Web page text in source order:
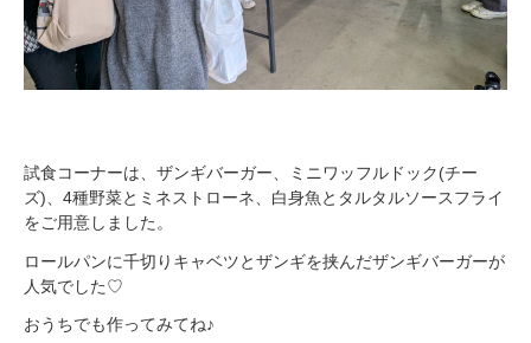
試食コーナーは、ザンギバーガー、ミニワッフルドック(チー
ズ)、4種野菜とミネストローネ、白身魚とタルタルソースフライ
をご用意しました。
ロールパンに千切りキャベツとザンギを挟んだザンギバーガーが
人気でした♡
おうちでも作ってみてね♪